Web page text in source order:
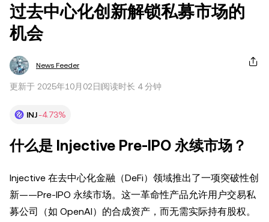
过去中心化创新解锁私募市场的
机会
News Feeder
更新于 2025年10月02日 阅读时长 4 分钟
INJ-4.73%
什么是 Injective Pre-IPO 永续市场？
Injective 在去中心化金融（DeFi）领域推出了一项突破性创
新——Pre-IPO 永续市场。这一革命性产品允许用户交易私
募公司（如 OpenAI）的合成资产，而无需实际持有股权。